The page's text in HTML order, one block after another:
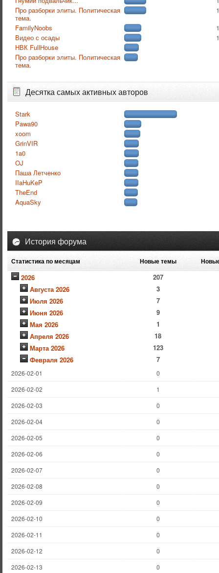
Про разборки элиты. Политическая
тема.
FamilyNoobs
Видео с осады
НВК FullHouse
Про разборки элиты. Политическая
тема.
Десятка самых активных авторов
Stark
Pawa90
xoom
GrinVIR
1a0
OJ
Паша Летченко
IIaHuKeP
TheEnd
AquaSky
История форума
Статистика по месяцам Новые темы
2026
207
Августа 2026
3
Июля 2026
7
Июня 2026
9
Мая 2026
1
Апреля 2026
18
Марта 2026
123
Февраля 2026
7
2026-02-01
0
2026-02-02
1
2026-02-03
0
2026-02-04
0
2026-02-05
0
2026-02-06
0
2026-02-07
0
2026-02-08
0
2026-02-09
0
2026-02-10
0
2026-02-11
0
2026-02-12
0
2026-02-13
0